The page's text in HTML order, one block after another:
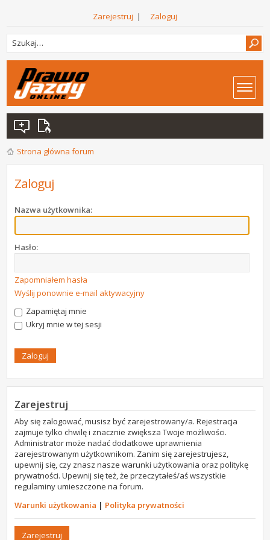
Zarejestruj | Zaloguj
Strona główna forum
Zaloguj
Nazwa użytkownika:
Hasło:
Zapomniałem hasła
Wyślij ponownie e-mail aktywacyjny
Zapamiętaj mnie
Ukryj mnie w tej sesji
Zarejestruj
Aby się zalogować, musisz być zarejestrowany/a. Rejestracja
zajmuje tylko chwilę i znacznie zwiększa Twoje możliwości.
Administrator może nadać dodatkowe uprawnienia
zarejestrowanym użytkownikom. Zanim się zarejestrujesz,
upewnij się, czy znasz nasze warunki użytkowania oraz politykę
prywatności. Upewnij się też, że przeczytałeś/aś wszystkie
regulaminy umieszczone na forum.
Warunki użytkowania | Polityka prywatności
Zarejestruj